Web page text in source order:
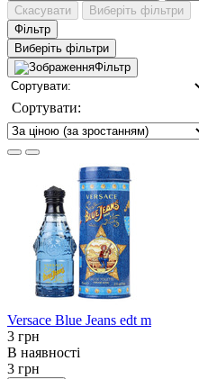
Скасувати
Виберіть фільтри
Фільтр
Виберіть фільтри
Фільтр
Сортувати:
Versace Blue Jeans edt m
3 грн
В наявності
3 грн